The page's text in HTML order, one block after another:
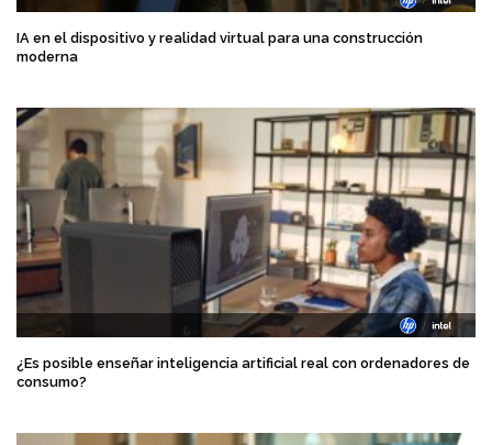
IA en el dispositivo y realidad virtual para una construcción
moderna
¿Es posible enseñar inteligencia artificial real con ordenadores de
consumo?